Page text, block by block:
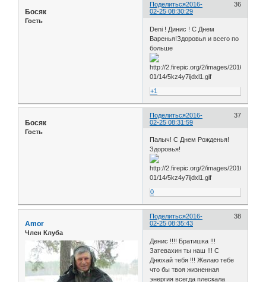
Поделиться 36
2016-
02-25 08:30:29
Босяк
Гость
Deni ! Динис ! С Днем
Варенья!Здоровья и всего по
больше
+1
Поделиться 37
2016-
02-25 08:31:59
Босяк
Гость
Палыч! С Днем Рожденья!
Здоровья!
0
Поделиться 38
2016-
02-25 08:35:43
Amor
Член Клуба
Денис !!!! Братишка !!!
Затевахин ты наш !!! С
Днюхай тебя !!! Желаю тебе
что бы твоя жизненная
энергия всегда плескала